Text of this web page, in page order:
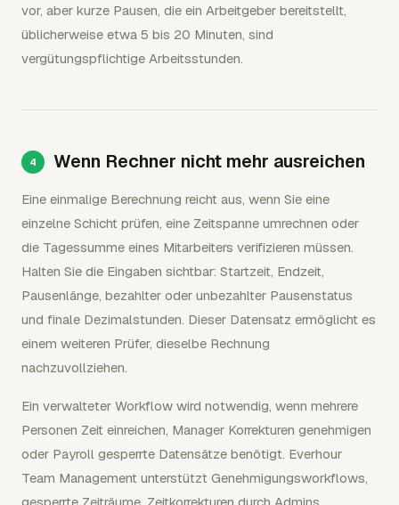
vor, aber kurze Pausen, die ein Arbeitgeber bereitstellt,
üblicherweise etwa 5 bis 20 Minuten, sind
vergütungspflichtige Arbeitsstunden.
Wenn Rechner nicht mehr ausreichen
Eine einmalige Berechnung reicht aus, wenn Sie eine
einzelne Schicht prüfen, eine Zeitspanne umrechnen oder
die Tagessumme eines Mitarbeiters verifizieren müssen.
Halten Sie die Eingaben sichtbar: Startzeit, Endzeit,
Pausenlänge, bezahlter oder unbezahlter Pausenstatus
und finale Dezimalstunden. Dieser Datensatz ermöglicht es
einem weiteren Prüfer, dieselbe Rechnung
nachzuvollziehen.
Ein verwalteter Workflow wird notwendig, wenn mehrere
Personen Zeit einreichen, Manager Korrekturen genehmigen
oder Payroll gesperrte Datensätze benötigt. Everhour
Team Management unterstützt Genehmigungsworkflows,
gesperrte Zeiträume, Zeitkorrekturen durch Admins,